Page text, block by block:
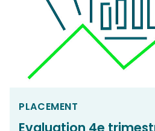
PLACEMENT